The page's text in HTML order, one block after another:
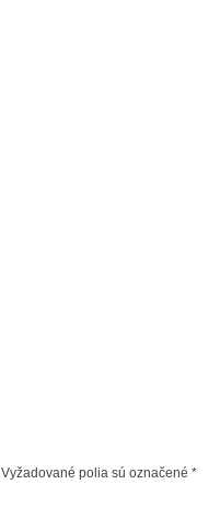
Vyžadované polia sú označené *